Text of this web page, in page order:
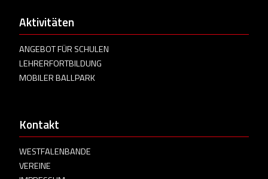
Aktivitäten
ANGEBOT FÜR SCHULEN
LEHRERFORTBILDUNG
MOBILER BALLPARK
Kontakt
WESTFALENBANDE
VEREINE